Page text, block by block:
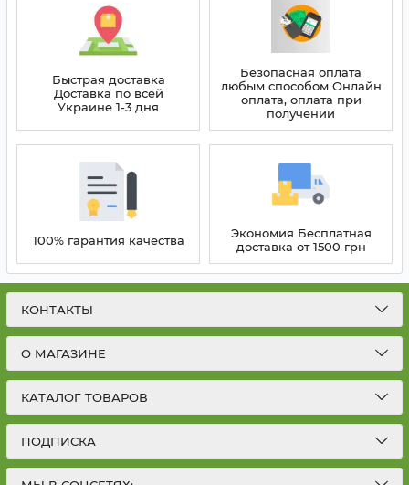
Быстрая доставка
Доставка по всей
Украине 1-3 дня
Безопасная оплата
любым способом Онлайн
оплата, оплата при
получении
100% гарантия качества
Экономия Бесплатная
доставка от 1500 грн
КОНТАКТЫ
О МАГАЗИНЕ
КАТАЛОГ ТОВАРОВ
ПОДПИСКА